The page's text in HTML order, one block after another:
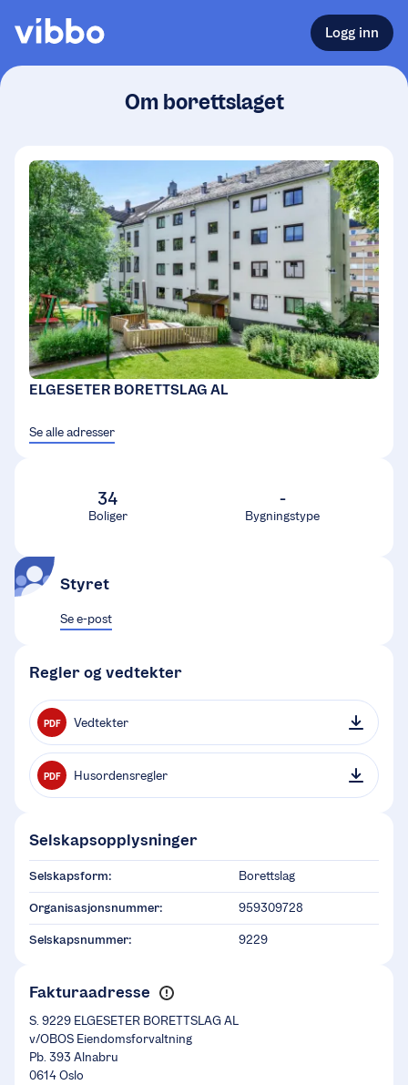
Logg inn
Om borettslaget
ELGESETER BORETTSLAG AL
Se alle adresser
34
Boliger
-
Bygningstype
Styret
Se e-post
Regler og vedtekter
PDF Vedtekter
PDF Husordensregler
Selskapsopplysninger
Selskapsform: Borettslag
Organisasjonsnummer: 959309728
Selskapsnummer: 9229
Fakturaadresse
S. 9229 ELGESETER BORETTSLAG AL
v/OBOS Eiendomsforvaltning
Pb. 393 Alnabru
0614 Oslo